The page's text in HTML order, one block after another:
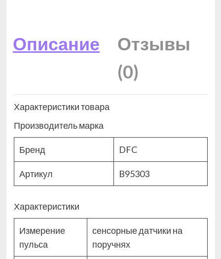
Описание
Отзывы
(0)
Характеристики товара
Производитель марка
Бренд DFC
Артикул B95303
Характеристики
Измерение
пульса
сенсорные датчики на
поручнях